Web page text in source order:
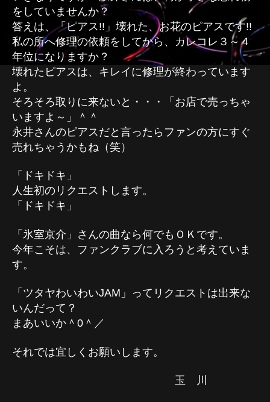
をしていませんか？
答えは、「ピアス!!」壊れた、お花のピアスです!!
私の所へ修理の依頼をしてから、カレコレ３～４
年位になりますか？
壊れたピアスは、キレイに修理が終わっています
よ。
そろそろ取りに来ないと・・・「お店で売っちゃ
いますよ～」＾＾
永井さんのピアスだと言ったらファンの方にすぐ
売れちゃうかもね（笑）
「ドキドキ」
人生初のリクエストします。
「ドキドキ」
「氷室京介」さんの曲なら何でもＯＫです。
今年こそは、ファンクラブに入ろうと考えていま
す。
「ツタヤわいわいJAM」ってリクエストは出来な
いんだって？
まあいいか＾0＾／
それでは宜しくお願いします。
玉 川